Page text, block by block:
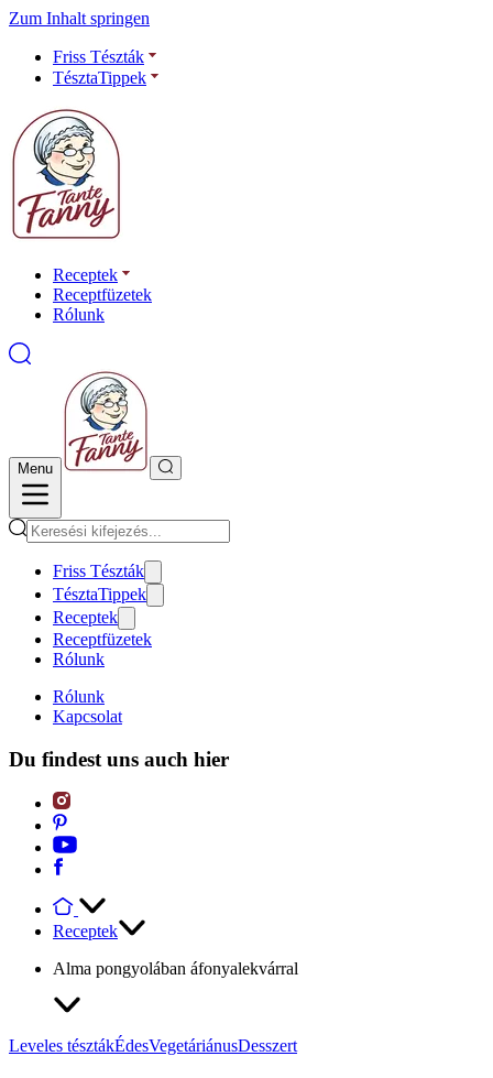
Zum Inhalt springen
Friss Tészták
TésztaTippek
Receptek
Receptfüzetek
Rólunk
Menu
Friss Tészták
TésztaTippek
Receptek
Receptfüzetek
Rólunk
Rólunk
Kapcsolat
Du findest uns auch hier
Receptek
Alma pongyolában áfonyalekvárral
Leveles tésztákÉdesVegetáriánusDesszert